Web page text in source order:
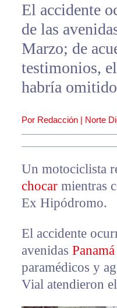
El accidente
de las
Marzo; de
testimonios,
habría
Por Redacción | Norte
Un motociclista
chocarmientras
Ex Hipódromo.
El accidente
avenidas
paramédicos y
Vial atendieron